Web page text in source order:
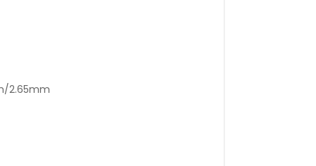
2.65mm